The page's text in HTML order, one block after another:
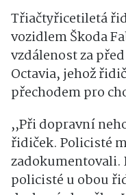
Třiačtyřicetiletá
vozidlem Škoda
vzdálenost za
Octavia, jehož
přechodem pro
,,Při dopravní
řidiček. Policisté
policisté u obou